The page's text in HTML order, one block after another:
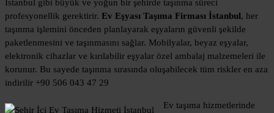
İstanbul gibi büyük ve yoğun bir şehirde taşınma süreci
profesyonellik gerektirir. Ev Eşyası Taşıma Firması İstanbul, her
taşınma işlemini önceden planlayarak eşyaların güvenli şekilde
paketlenmesini ve taşınmasını sağlar. Mobilyalar, beyaz eşyalar,
elektronik cihazlar ve kırılabilir eşyalar özel ambalaj malzemeleri ile
korunur. Bu sayede taşınma sırasında oluşabilecek tüm riskler en aza
indirilir +90 506 043 47 29
Ev taşıma hizmetlerinde